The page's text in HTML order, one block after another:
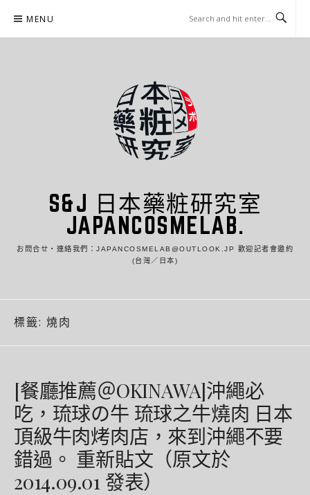
content
MENU
S&J 日本藥粧研究室
JAPANCOSMELAB.
お問合せ・連絡我們：JAPANCOSMELAB@OUTLOOK.JP 歡迎記者會邀約
(台灣／日本)
標籤: 燒肉
[餐廳推薦＠OKINAWA]沖繩必
吃，琉球の牛 琉球之牛燒肉 日本
頂級牛肉烤肉店，來到沖繩不要
錯過。 重新貼文（原文於
2014.09.01 發表）